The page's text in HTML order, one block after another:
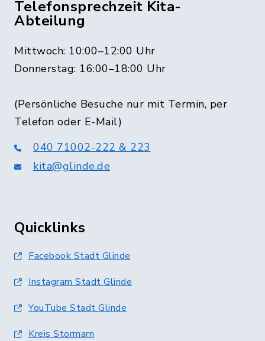
Telefonsprechzeit Kita-
Abteilung
Mittwoch: 10:00–12:00 Uhr
Donnerstag: 16:00–18:00 Uhr
(Persönliche Besuche nur mit Termin, per
Telefon oder E-Mail)
040 71002-222 & 223
kita@glinde.de
Quicklinks
Facebook Stadt Glinde
Instagram Stadt Glinde
YouTube Stadt Glinde
Kreis Stormarn